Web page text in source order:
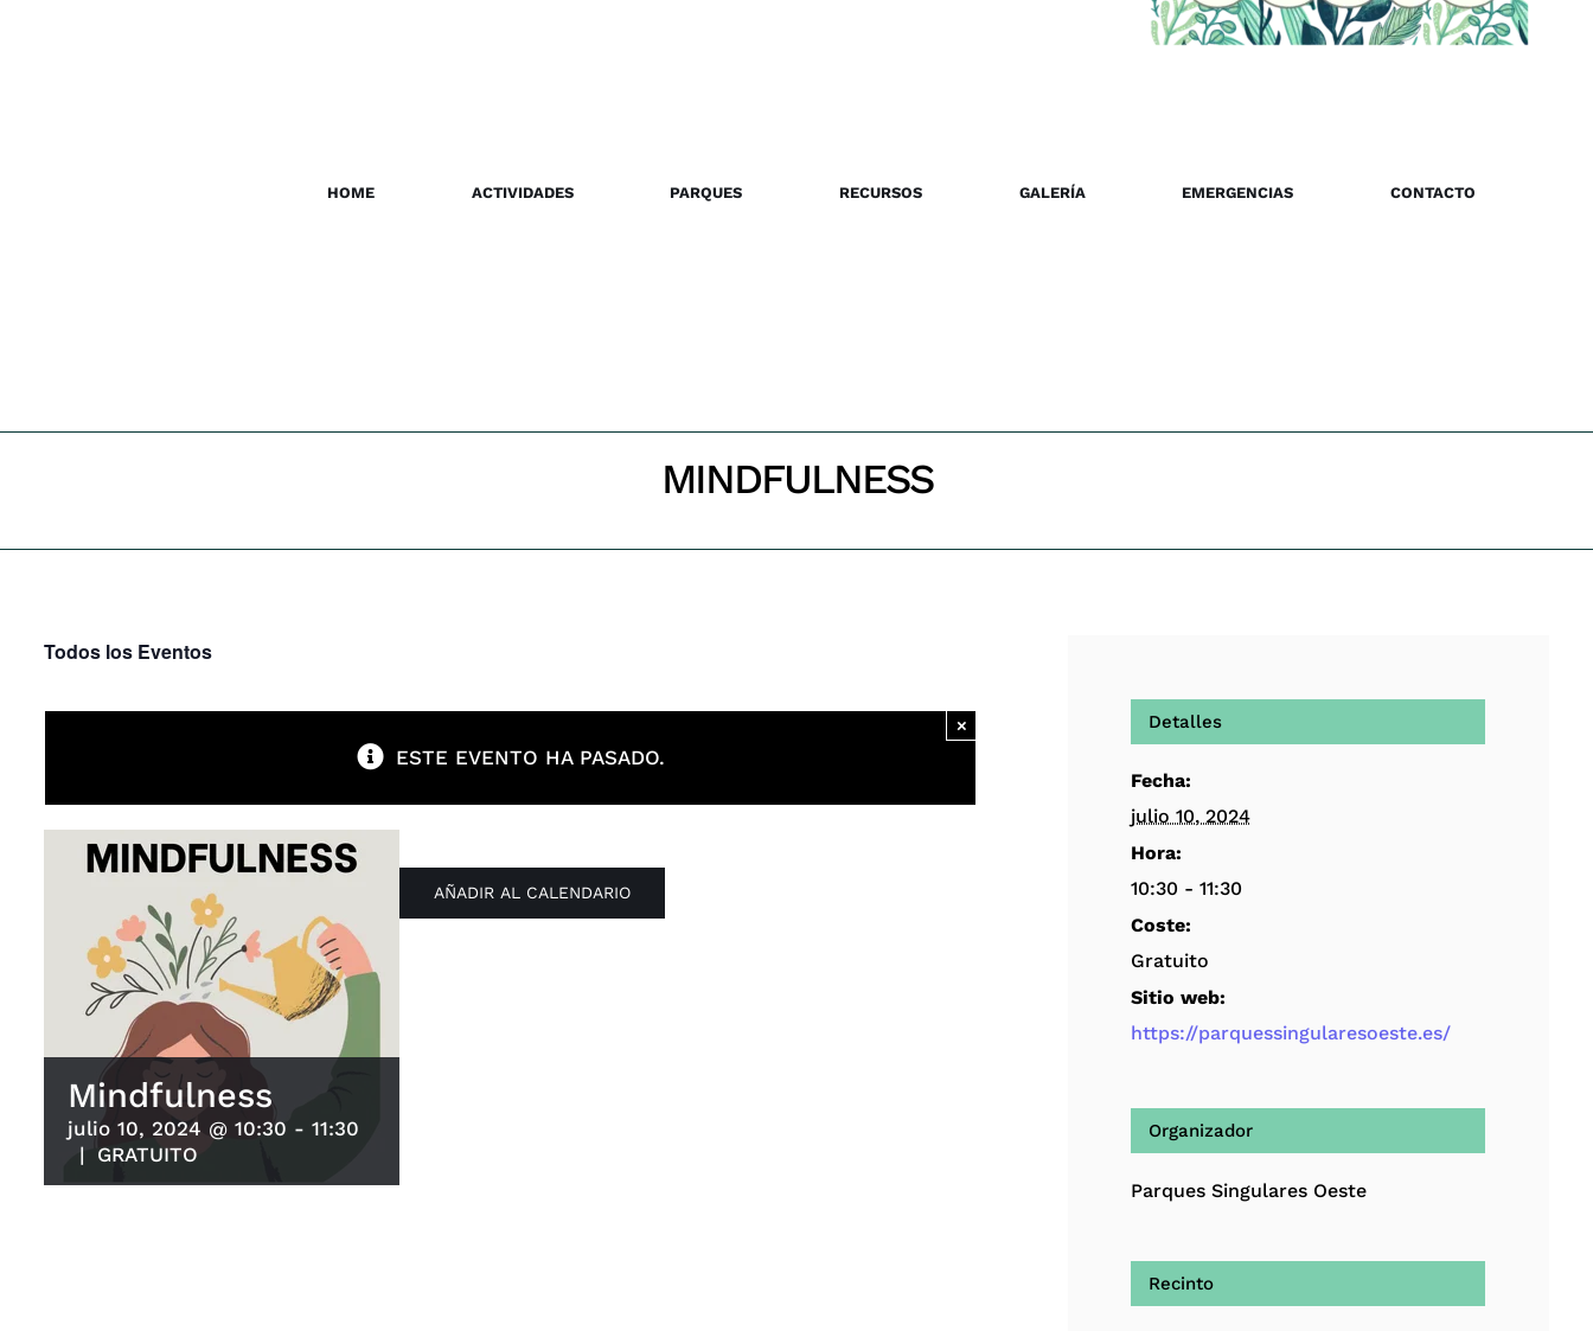
HOME ACTIVIDADES PARQUES RECURSOS GALERÍA EMERGENCIAS CONTACTO
MINDFULNESS
Todos los Eventos
ESTE EVENTO HA PASADO.
×
Mindfulness
julio 10, 2024 @ 10:30 - 11:30
|
GRATUITO
AÑADIR AL CALENDARIO
Detalles
Fecha:
julio 10, 2024
Hora:
10:30 - 11:30
Coste:
Gratuito
Sitio web:
https://parquessingularesoeste.es/
Organizador
Parques Singulares Oeste
Recinto